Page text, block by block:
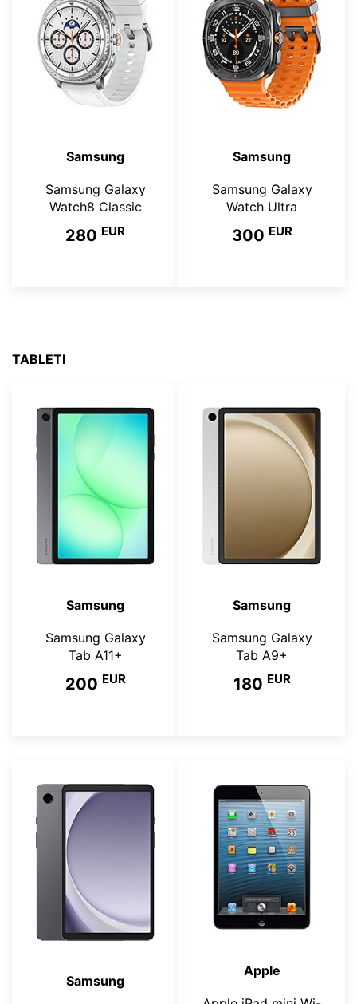
Samsung
Samsung Galaxy
Watch8 Classic
280 EUR
Samsung
Samsung Galaxy
Watch Ultra
300 EUR
TABLETI
Samsung
Samsung Galaxy
Tab A11+
200 EUR
Samsung
Samsung Galaxy
Tab A9+
180 EUR
Samsung
Apple